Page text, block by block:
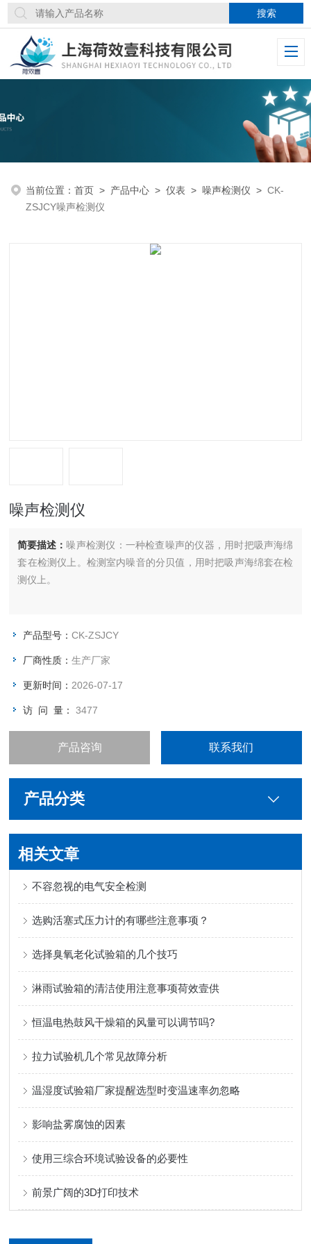
当前位置：首页 > 产品中心 >仪表 > 噪声检测仪 >CK-
ZSJCY噪声检测仪
噪声检测仪
简要描述： 噪声检测仪：一种检查噪声的仪器，用时把吸声海绵
套在检测仪上。检测室内噪音的分贝值，用时把吸声海绵套在检
测仪上。
产品型号：CK-ZSJCY
厂商性质：生产厂家
更新时间： 2026-07-17
访 问 量：3477
产品咨询 联系我们
产品分类
相关文章
不容忽视的电气安全检测
选购活塞式压力计的有哪些注意事项？
选择臭氧老化试验箱的几个技巧
淋雨试验箱的清洁使用注意事项荷效壹供
恒温电热鼓风干燥箱的风量可以调节吗?
拉力试验机几个常见故障分析
温湿度试验箱厂家提醒选型时变温速率勿忽略
影响盐雾腐蚀的因素
使用三综合环境试验设备的必要性
前景广阔的3D打印技术